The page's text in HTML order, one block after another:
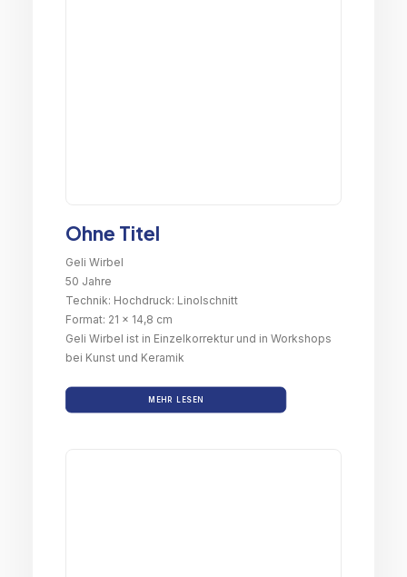
Ohne Titel
Geli Wirbel
50 Jahre
Technik: Hochdruck: Linolschnitt
Format: 21 x 14,8 cm
Geli Wirbel ist in Einzelkorrektur und in Workshops
bei Kunst und Keramik
MEHR LESEN